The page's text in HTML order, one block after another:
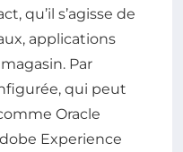
qu’il s’agisse de
applications
Par
qui peut
Oracle
Experience